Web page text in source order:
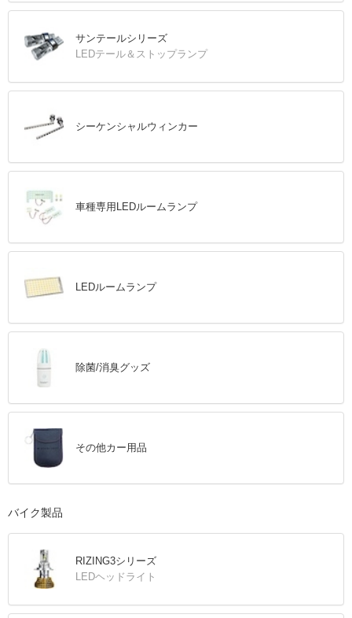
サンテールシリーズ
LEDテール＆ストップランプ
シーケンシャルウィンカー
車種専用LEDルームランプ
LEDルームランプ
除菌/消臭グッズ
その他カー用品
バイク製品
RIZING3シリーズ
LEDヘッドライト